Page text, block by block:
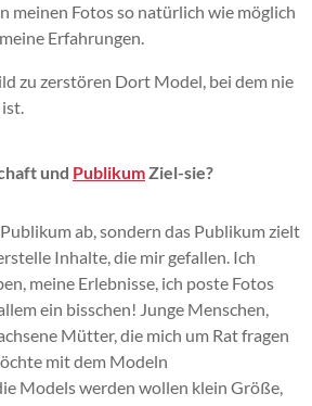
meinen Fotos so natürlich wie möglich
Erfahrungen.
zu zerstören Dort Model, bei dem nie
und PublikumZiel-sie?
ab, sondern das Publikum zielt
Inhalte, die mir gefallen. Ich
meine Erlebnisse, ich poste Fotos
ein bisschen! Junge Menschen,
Mütter, die mich um Rat fragen
mit dem Modeln
Models werden wollen klein Größe,